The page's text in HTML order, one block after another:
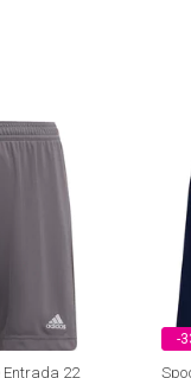
Entrada 22
-